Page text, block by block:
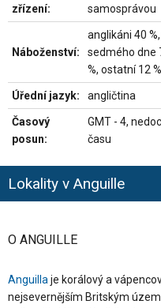
zřízení:
samosprávou
Náboženství:
anglikáni 40
sedmého dne
%, ostatní 12 %
Úřední jazyk: angličtina
Časový
posun:
GMT - 4,
času
Lokality v Anguille
O ANGUILLE
Anguilla je korálový a
nejsevernějším Britským